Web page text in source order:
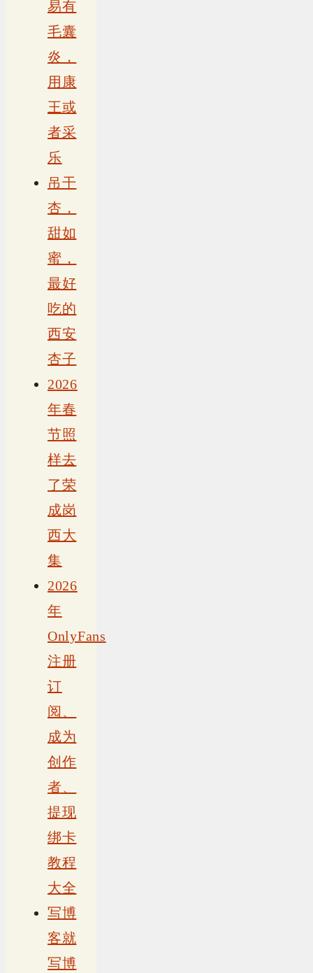
易有
毛囊
炎，
用康
王或
者采
乐
吊干
杏，
甜如
蜜，
最好
吃的
西安
杏子
2026
年春
节照
样去
了荣
成岗
西大
集
2026
年
OnlyFans
注册
订
阅、
成为
创作
者、
提现
绑卡
教程
大全
写博
客就
写博